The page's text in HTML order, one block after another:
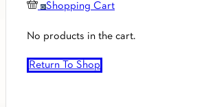
0 Shopping Cart
No products in the cart.
Return To Shop